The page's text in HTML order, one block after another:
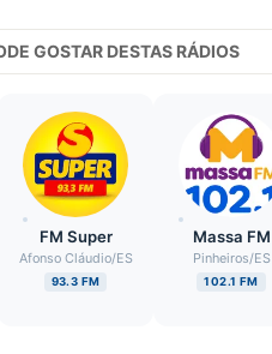
GOSTAR DESTAS RÁDIOS
FM Super
Afonso Cláudio/ES
93.3 FM
Massa FM
Pinheiros/ES
102.1 FM